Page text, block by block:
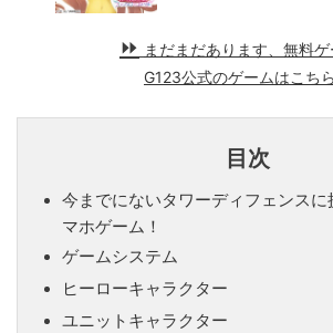
まだまだあります、無料ゲ
G123公式のゲームはこち
目次
今までにないタワーディフェンスに
マホゲーム！
ゲームシステム
ヒーローキャラクター
ユニットキャラクター